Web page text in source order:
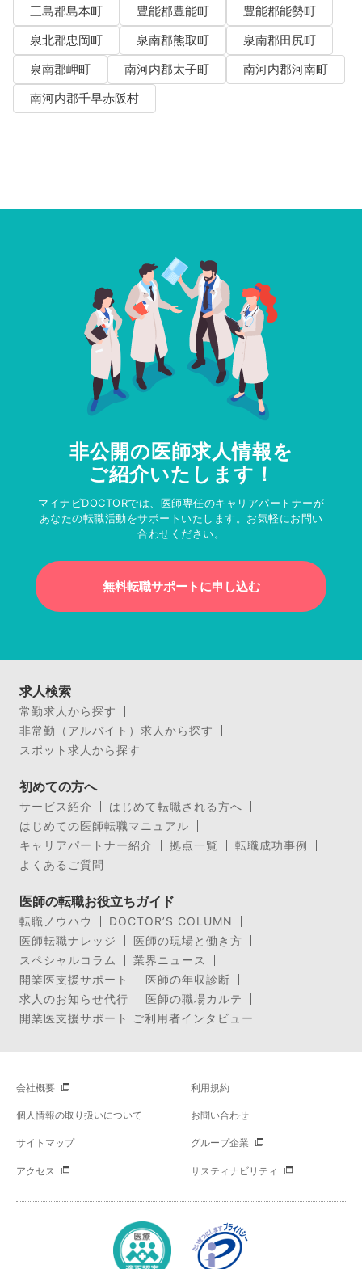
三島郡島本町
豊能郡豊能町
豊能郡能勢町
泉北郡忠岡町
泉南郡熊取町
泉南郡田尻町
泉南郡岬町
南河内郡太子町
南河内郡河南町
南河内郡千早赤阪村
非公開の医師求人情報を
ご紹介いたします！
マイナビDOCTORでは、医師専任のキャリアパートナーが
あなたの転職活動をサポートいたします。お気軽にお問い
合わせください。
無料転職サポートに申し込む
求人検索
常勤求人から探す
非常勤（アルバイト）求人から探す
スポット求人から探す
初めての方へ
サービス紹介
はじめて転職される方へ
はじめての医師転職マニュアル
キャリアパートナー紹介
拠点一覧
転職成功事例
よくあるご質問
医師の転職お役立ちガイド
転職ノウハウ
DOCTOR’S COLUMN
医師転職ナレッジ
医師の現場と働き方
スペシャルコラム
業界ニュース
開業医支援サポート
医師の年収診断
求人のお知らせ代行
医師の職場カルテ
開業医支援サポート ご利用者インタビュー
会社概要 利用規約
個人情報の取り扱いについて お問い合わせ
サイトマップ グループ企業
アクセス サスティナビリティ